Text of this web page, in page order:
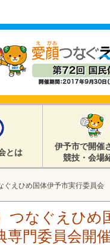
とは
伊予市で開催
競技・会場
ぐえひめ国体伊予市実行委員
つなぐえひ
専門委員会開